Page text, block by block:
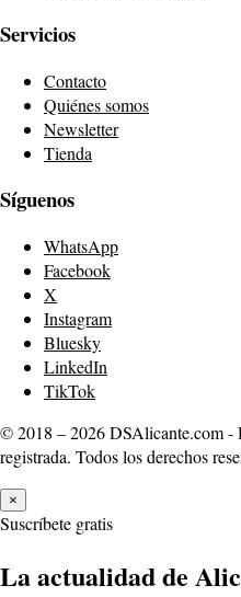
Servicios
Contacto
Quiénes somos
Newsletter
Tienda
Síguenos
WhatsApp
Facebook
X
Instagram
Bluesky
LinkedIn
TikTok
© 2018 – 2026 DSAlicante.com -
registrada. Todos los derechos
×
Suscríbete gratis
La actualidad de